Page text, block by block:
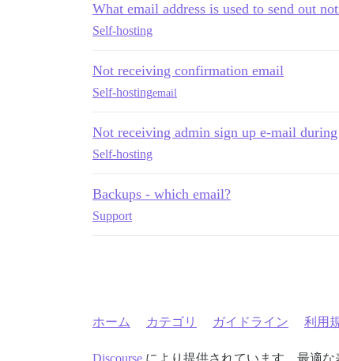
What email address is used to send out
Self-hosting
Not receiving confirmation email
Self-hostingemail
Not receiving admin sign up e-mail
Self-hosting
Backups - which email?
Support
ホーム カテゴリ ガイドライン 利用